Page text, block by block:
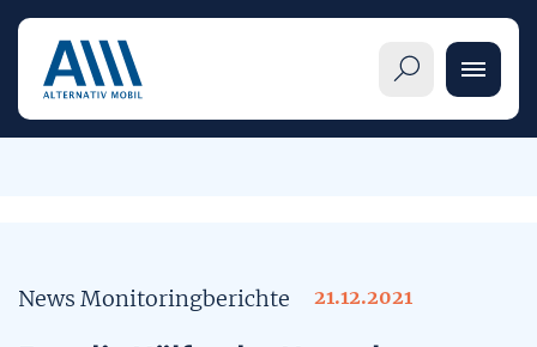
Übersicht
News Monitoringberichte 21.12.2021